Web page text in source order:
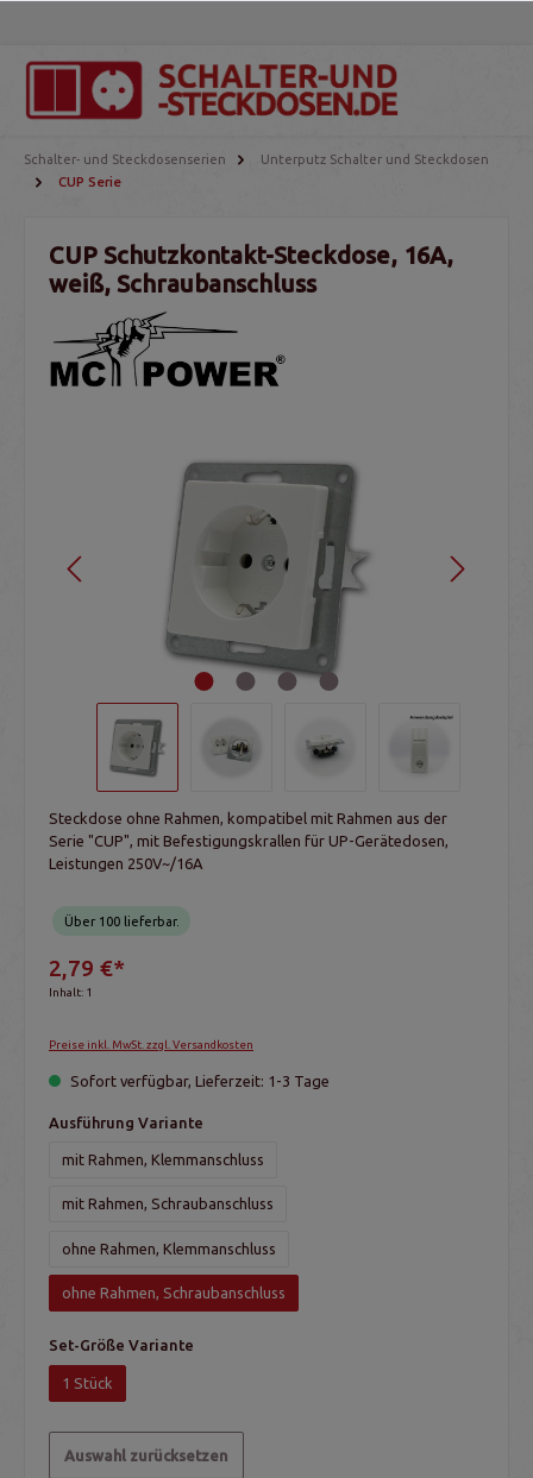
Schalter- und Steckdosenserien
Unterputz Schalter und Steckdosen
CUP Serie
CUP Schutzkontakt-Steckdose, 16A,
weiß, Schraubanschluss
Steckdose ohne Rahmen, kompatibel mit Rahmen aus der
Serie "CUP", mit Befestigungskrallen für UP-Gerätedosen,
Leistungen 250V~/16A
Über 100 lieferbar.
2,79 €*
Inhalt: 1
Preise inkl. MwSt. zzgl. Versandkosten
Sofort verfügbar, Lieferzeit: 1-3 Tage
Ausführung Variante
mit Rahmen, Klemmanschluss
mit Rahmen, Schraubanschluss
ohne Rahmen, Klemmanschluss
ohne Rahmen, Schraubanschluss
Set-Größe Variante
1 Stück
Auswahl zurücksetzen